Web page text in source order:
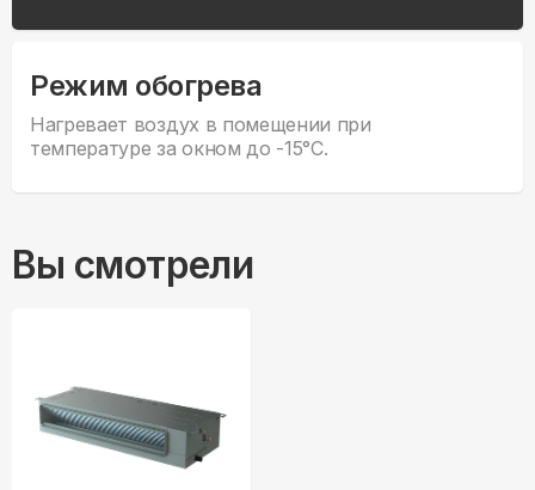
Режим обогрева
Нагревает воздух в помещении при
температуре за окном до -15°С.
Вы смотрели